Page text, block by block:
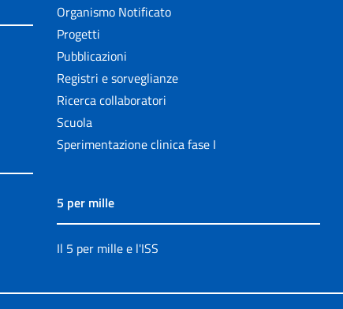
Organismo Notificato
Progetti
Pubblicazioni
Registri e sorveglianze
Ricerca collaboratori
Scuola
Sperimentazione clinica fase I
5 per mille
Il 5 per mille e l'ISS